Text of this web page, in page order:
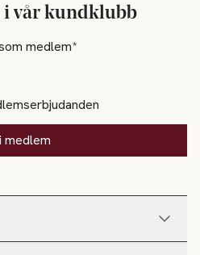
vår kundklubb
medlem*
medlem